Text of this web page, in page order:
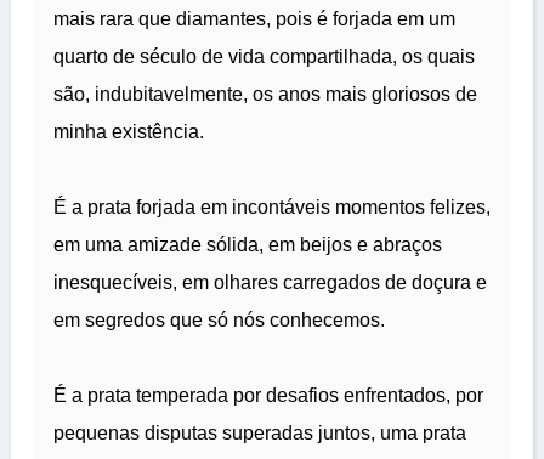
mais rara que diamantes, pois é forjada em um
quarto de século de vida compartilhada, os quais
são, indubitavelmente, os anos mais gloriosos de
minha existência.
É a prata forjada em incontáveis momentos felizes,
em uma amizade sólida, em beijos e abraços
inesquecíveis, em olhares carregados de doçura e
em segredos que só nós conhecemos.
É a prata temperada por desafios enfrentados, por
pequenas disputas superadas juntos, uma prata